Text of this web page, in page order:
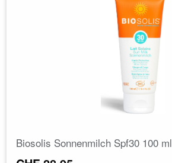
Biosolis Sonnenmilch Spf30 100 ml